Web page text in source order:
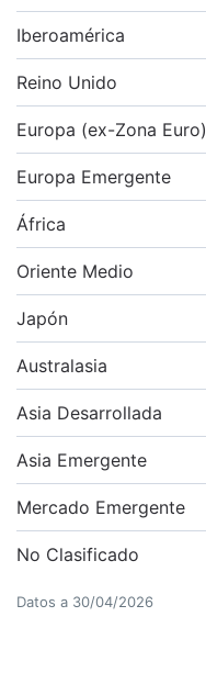
Iberoamérica
Reino Unido
Europa (ex-Zona Euro)
Europa Emergente
África
Oriente Medio
Japón
Australasia
Asia Desarrollada
Asia Emergente
Mercado Emergente
No Clasificado
Datos a 30/04/2026